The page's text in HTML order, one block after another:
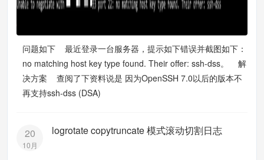
问题如下 最近登录一台服务器，提示如下错误并截图如下：
no matching host key type found. Their offer: ssh-dss。 解
决方案 查阅了下资料说是 因为OpenSSH 7.0以后的版本不
再支持ssh-dss (DSA)
20
10月
logrotate copytruncate 模式滚动切割日志